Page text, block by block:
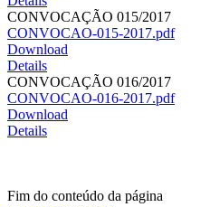
CONVOCAÇÃO 015/2017
CONVOCAO-015-2017.pdf
Download
Details
CONVOCAÇÃO 016/2017
CONVOCAO-016-2017.pdf
Download
Details
Fim do conteúdo da página